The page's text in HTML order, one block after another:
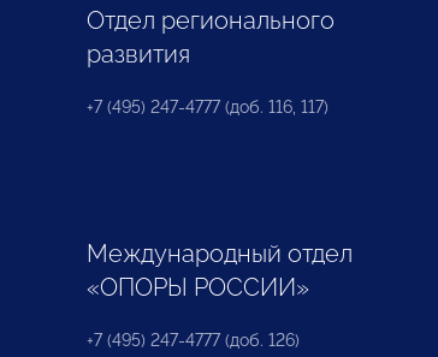
Отдел регионального
развития
+7 (495) 247-4777 (доб. 116, 117)
Международный отдел
«ОПОРЫ РОССИИ»
+7 (495) 247-4777 (доб. 126)